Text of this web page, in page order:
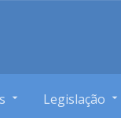
Legislação